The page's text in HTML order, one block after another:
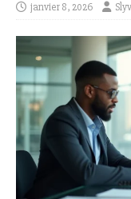
janvier 8, 2026